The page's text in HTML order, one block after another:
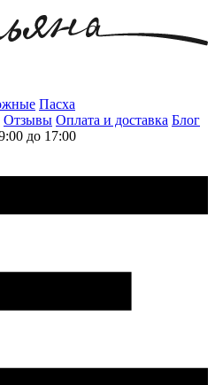
Пасха
Отзывы Оплата и доставка Блог
до 17:00